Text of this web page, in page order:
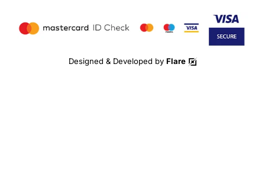
Designed & Developed by Flare